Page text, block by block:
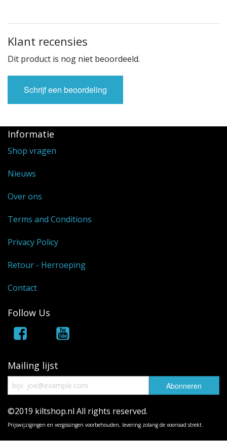
Klant recensies
Dit product is nog niet beoordeeld.
Schrijf een beoordeling
Informatie
Shop vragen
Nieuws
Over ons
Terms and Conditions
Privacy Policy
Retour - Herroeping
Contact
Follow Us
Mailing lijst
©2019 kiltshop.nl All rights reserved.
Prijswijzigingen en vergissingen voorbehouden, levering zolang de voorraad strekt.